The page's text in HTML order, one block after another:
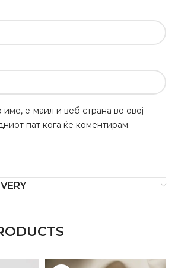
име, е-маил и веб страна во овој
пат кога ќе коментирам.